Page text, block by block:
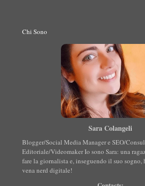
Chi Sono
Sara Colangeli
Blogger/Social Media Manager e SEO/
Editoriale/Videomaker Io sono Sara: una
fare la giornalista e, inseguendo il suo sogno,
vena nerd digitale!